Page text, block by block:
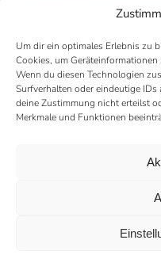
Um dir ein optimales Erlebnis zu
Cookies, um
Wenn du diesen Technologien
Surfverhalten oder eindeutige
deine Zustimmung nicht erteilst
Merkmale und Funktionen
info@kleintierpraxis-
Anmeldeformular »
Spezialisierung für
internes Labor und
alternative